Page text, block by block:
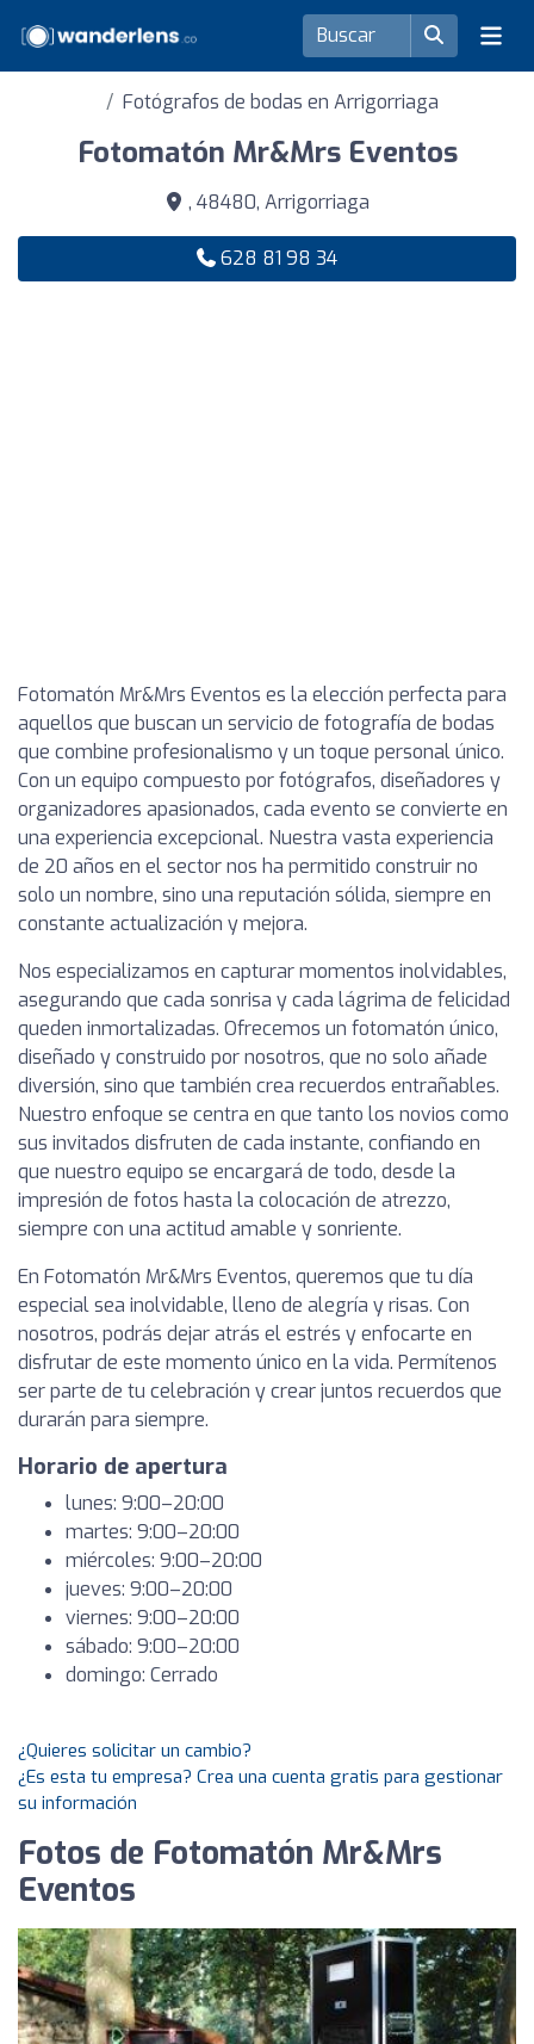
Fotógrafos de bodas en Arrigorriaga
Fotomatón Mr&Mrs Eventos
, 48480, Arrigorriaga
628 81 98 34
Fotomatón Mr&Mrs Eventos es la elección perfecta para
aquellos que buscan un servicio de fotografía de bodas
que combine profesionalismo y un toque personal único.
Con un equipo compuesto por fotógrafos, diseñadores y
organizadores apasionados, cada evento se convierte en
una experiencia excepcional. Nuestra vasta experiencia
de 20 años en el sector nos ha permitido construir no
solo un nombre, sino una reputación sólida, siempre en
constante actualización y mejora.
Nos especializamos en capturar momentos inolvidables,
asegurando que cada sonrisa y cada lágrima de felicidad
queden inmortalizadas. Ofrecemos un fotomatón único,
diseñado y construido por nosotros, que no solo añade
diversión, sino que también crea recuerdos entrañables.
Nuestro enfoque se centra en que tanto los novios como
sus invitados disfruten de cada instante, confiando en
que nuestro equipo se encargará de todo, desde la
impresión de fotos hasta la colocación de atrezzo,
siempre con una actitud amable y sonriente.
En Fotomatón Mr&Mrs Eventos, queremos que tu día
especial sea inolvidable, lleno de alegría y risas. Con
nosotros, podrás dejar atrás el estrés y enfocarte en
disfrutar de este momento único en la vida. Permítenos
ser parte de tu celebración y crear juntos recuerdos que
durarán para siempre.
Horario de apertura
lunes: 9:00–20:00
martes: 9:00–20:00
miércoles: 9:00–20:00
jueves: 9:00–20:00
viernes: 9:00–20:00
sábado: 9:00–20:00
domingo: Cerrado
¿Quieres solicitar un cambio?
¿Es esta tu empresa? Crea una cuenta gratis para gestionar
su información
Fotos de Fotomatón Mr&Mrs
Eventos